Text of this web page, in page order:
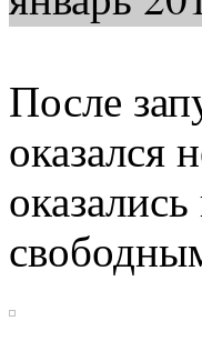
После
оказался